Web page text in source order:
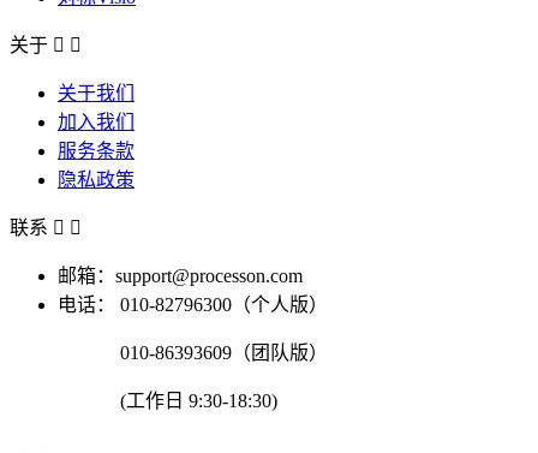
关于  
关于我们
加入我们
服务条款
隐私政策
联系  
邮箱：support@processon.com
电话：
010-82796300（个人版）
010-86393609（团队版）
(工作日 9:30-18:30)